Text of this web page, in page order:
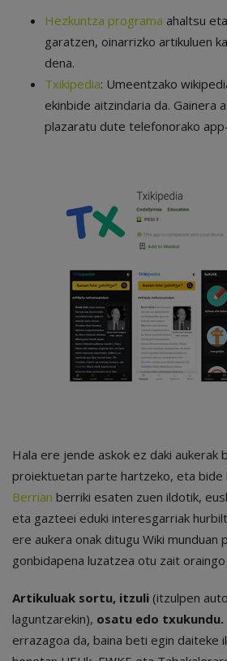
Hezkuntza programa ahaltsu
garatzen, oinarrizko artikuluen
dena.
Txikipedia: Umeentzako
ekinbide aitzindaria da. Gainera
plazaratu dute telefonorako
Hala ere jende askok ez daki aukerak
proiektuetan parte hartzeko, eta bide
Berrian berriki esaten zuen ildotik,
eta gazteei eduki interesgarriak
ere aukera onak ditugu Wiki
gonbidapena luzatzea otu zait
Artikuluak sortu, itzuli (itzulpen
laguntzarekin), osatu edo txukundu.
errazagoa da, baina beti egin daiteke